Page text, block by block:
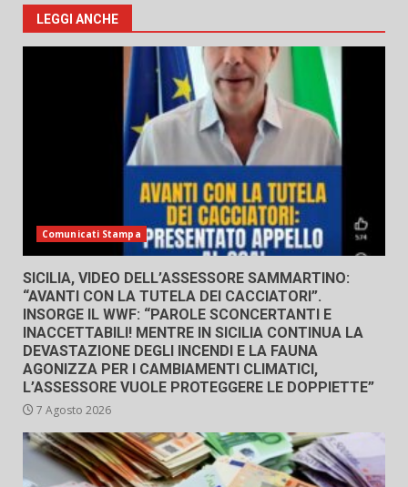
LEGGI ANCHE
Comunicati Stampa
SICILIA, VIDEO DELL’ASSESSORE SAMMARTINO:
“AVANTI CON LA TUTELA DEI CACCIATORI”.
INSORGE IL WWF: “PAROLE SCONCERTANTI E
INACCETTABILI! MENTRE IN SICILIA CONTINUA LA
DEVASTAZIONE DEGLI INCENDI E LA FAUNA
AGONIZZA PER I CAMBIAMENTI CLIMATICI,
L’ASSESSORE VUOLE PROTEGGERE LE DOPPIETTE”
7 Agosto 2026